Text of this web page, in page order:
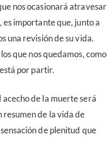
nos ocasionará atravesar
importante que, junto a
una revisión de su vida.
que nos quedamos, como
por partir.
de la muerte será
de la vida de
de plenitud que